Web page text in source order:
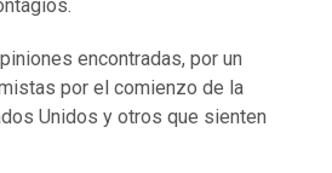
encontradas, por un
por el comienzo de la
Unidos y otros que sienten